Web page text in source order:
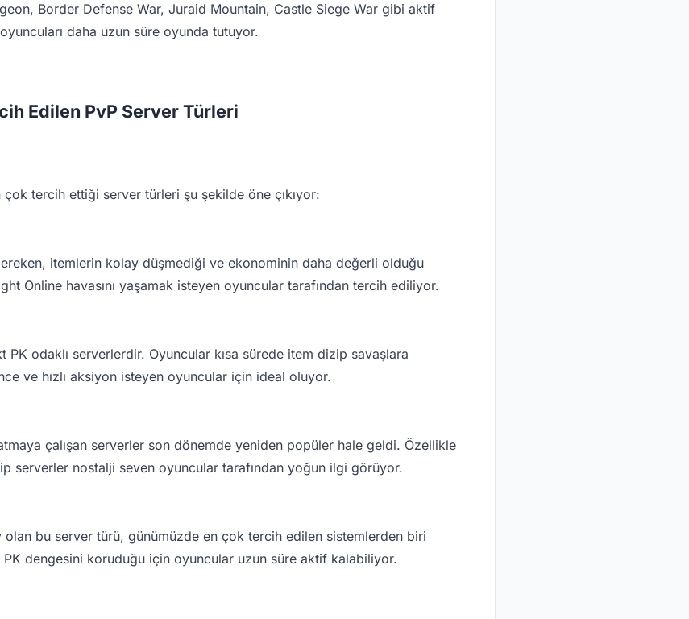
Border Defense War, Juraid Mountain, Castle Siege War gibi aktif
daha uzun süre oyunda tutuyor.
Edilen PvP Server Türleri
çok tercih ettiği server türleri şu şekilde öne çıkıyor:
itemlerin kolay düşmediği ve ekonominin daha değerli olduğu
Online havasını yaşamak isteyen oyuncular tarafından tercih ediliyor.
PK odaklı serverlerdir. Oyuncular kısa sürede item dizip savaşlara
ve hızlı aksiyon isteyen oyuncular için ideal oluyor.
çalışan serverler son dönemde yeniden popüler hale geldi. Özellikle
serverler nostalji seven oyuncular tarafından yoğun ilgi görüyor.
bu server türü, günümüzde en çok tercih edilen sistemlerden biri
dengesini koruduğu için oyuncular uzun süre aktif kalabiliyor.